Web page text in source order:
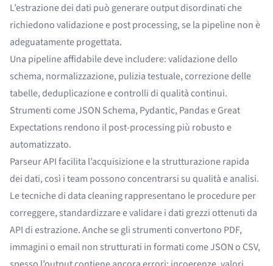
L’estrazione dei dati può generare output disordinati che
richiedono validazione e post processing, se la pipeline non è
adeguatamente progettata.
Una pipeline affidabile deve includere: validazione dello
schema, normalizzazione, pulizia testuale, correzione delle
tabelle, deduplicazione e controlli di qualità continui.
Strumenti come JSON Schema, Pydantic, Pandas e Great
Expectations rendono il post-processing più robusto e
automatizzato.
Parseur API facilita l’acquisizione e la strutturazione rapida
dei dati, così i team possono concentrarsi su qualità e analisi.
Le tecniche di data cleaning rappresentano le procedure per
correggere, standardizzare e validare i dati grezzi ottenuti da
API di estrazione. Anche se gli strumenti convertono PDF,
immagini o email non strutturati in formati come JSON o CSV,